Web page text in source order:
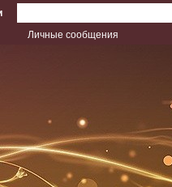
Личные сообщения